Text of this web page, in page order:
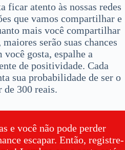
ficar atento às nossas redes
que vamos compartilhar e
mais você compartilhar
serão suas chances
gosta, espalhe a
de positividade. Cada
sua probabilidade de ser o
de 300 reais.
e você não pode perder
escapar. Então, registre-